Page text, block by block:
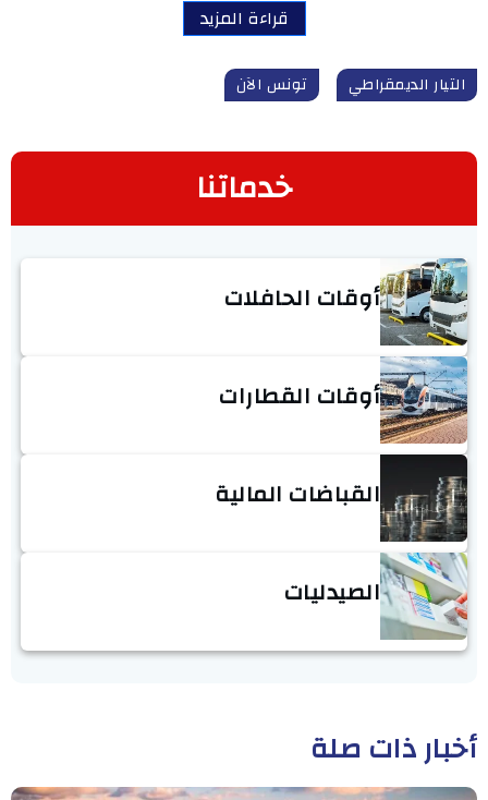
قراءة المزيد
التيار الديمقراطي تونس الآن
خدماتنا
أوقات الحافلات
أوقات القطارات
القباضات المالية
الصيدليات
أخبار ذات صلة